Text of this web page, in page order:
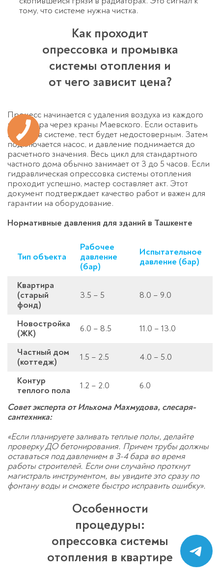
тому, что системе нужна чистка.
Как проходит
опрессовка и промывка
системы отопления и
от чего зависит цена?
Процесс начинается с удаления воздуха из каждого
радиатора через краны Маевского. Если оставить
пузыри в системе, тест будет недостоверным. Затем
подключается насос, и давление поднимается до
расчетного значения. Весь цикл для стандартного
частного дома обычно занимает от 3 до 5 часов. Если
гидравлическая опрессовка системы отопления
проходит успешно, мастер составляет акт. Этот
документ подтверждает качество работ и важен для
гарантии на оборудование.
Нормативные давления для зданий в Ташкенте
Тип объекта
Рабочее
давление
(бар)
Испытательное
давление (бар)
Квартира
(старый
фонд)
3.5 – 5 8.0 – 9.0
Новостройка
(ЖК)
6.0 – 8.5 11.0 – 13.0
Частный дом
(коттедж)
1.5 – 2.5 4.0 – 5.0
Контур
теплого пола
1.2 – 2.0
6.0
Совет эксперта от Ильхома Махмудова, слесаря-
сантехника:
«Если планируете заливать теплые полы, делайте
проверку ДО бетонирования. Причем трубы должны
оставаться под давлением в 3-4 бара во время
работы строителей. Если они случайно проткнут
магистраль инструментом, вы увидите это сразу по
фонтану воды и сможете быстро исправить ошибку».
Особенности
процедуры:
опрессовка системы
отопления в квартире